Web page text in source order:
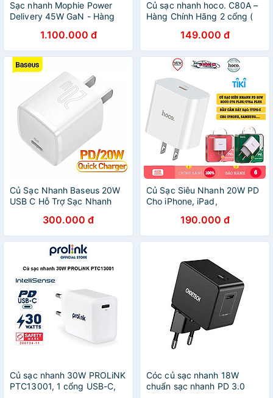
Sạc nhanh Mophie Power
Delivery 45W GaN - Hàng
1.100.000 đ
Củ sạc nhanh hoco. C80A –
Hàng Chính Hãng 2 cổng (
20W, Q.C 3.0 hỗ trợ sạc
nhanh cho điện thoại
149.000 đ
Củ Sạc Nhanh Baseus 20W
USB C Hỗ Trợ Sạc Nhanh
Công Nghệ PD 3.0 QC 3.0 -
Hàng Chính Hãng
300.000 đ
Củ Sạc Siêu Nhanh 20W PD
Cho iPhone, iPad,
C76 Pus/C76A Plus 3.0 Siêu
Nhanh Siêu Bền - HÀNG
CHÍNH HÃNG
190.000 đ
Củ sạc nhanh 30W PROLiNK
PTC13001, 1 cổng USB-C,
Cóc củ sạc nhanh 18W
chuẩn sạc nhanh PD 3.0